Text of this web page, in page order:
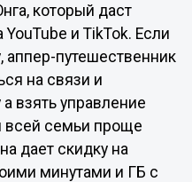
который даст
и TikTok. Если
аппер-путешественник
на связи и
взять управление
всей семьи проще
дает скидку на
минутами и ГБ с